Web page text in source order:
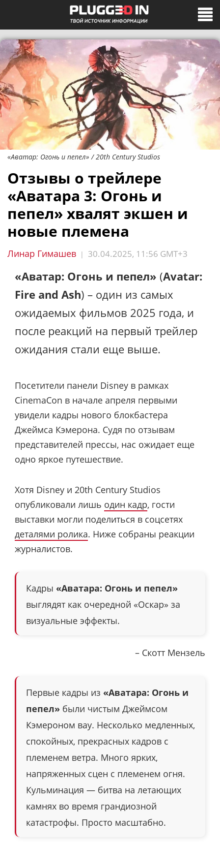
«Аватар: Огонь и пепел» / 20th Century Studios
Отзывы о трейлере
«Аватара 3: Огонь и
пепел» хвалят экшен и
новые племена
Линар Гимашев | 30.04.2025, 11:56 GMT+3
«Аватар: Огонь и пепел» (Avatar:
Fire and Ash) – один из самых
ожидаемых фильмов 2025 года, и
после реакций на первый трейлер
ожидания стали еще выше.
Посетители панели Disney в рамках
CinemaCon в начале апреля первыми
увидели кадры нового блокбастера
Джеймса Кэмерона. Судя по отзывам
представителей прессы, нас ожидает еще
одно яркое путешествие.
Хотя Disney и 20th Century Studios
опубликовали лишь один кадр, гости
выставки могли поделиться в соцсетях
деталями ролика. Ниже собраны реакции
журналистов.
Кадры «Аватара: Огонь и пепел»
выглядят как очередной «Оскар» за
визуальные эффекты.
– Скотт Мензель
Первые кадры из «Аватара: Огонь и
пепел» были чистым Джеймсом
Кэмероном вау. Несколько медленных,
спокойных, прекрасных кадров с
племенем ветра. Много ярких,
напряженных сцен с племенем огня.
Кульминация — битва на летающих
камнях во время грандиозной
катастрофы. Просто масштабно.